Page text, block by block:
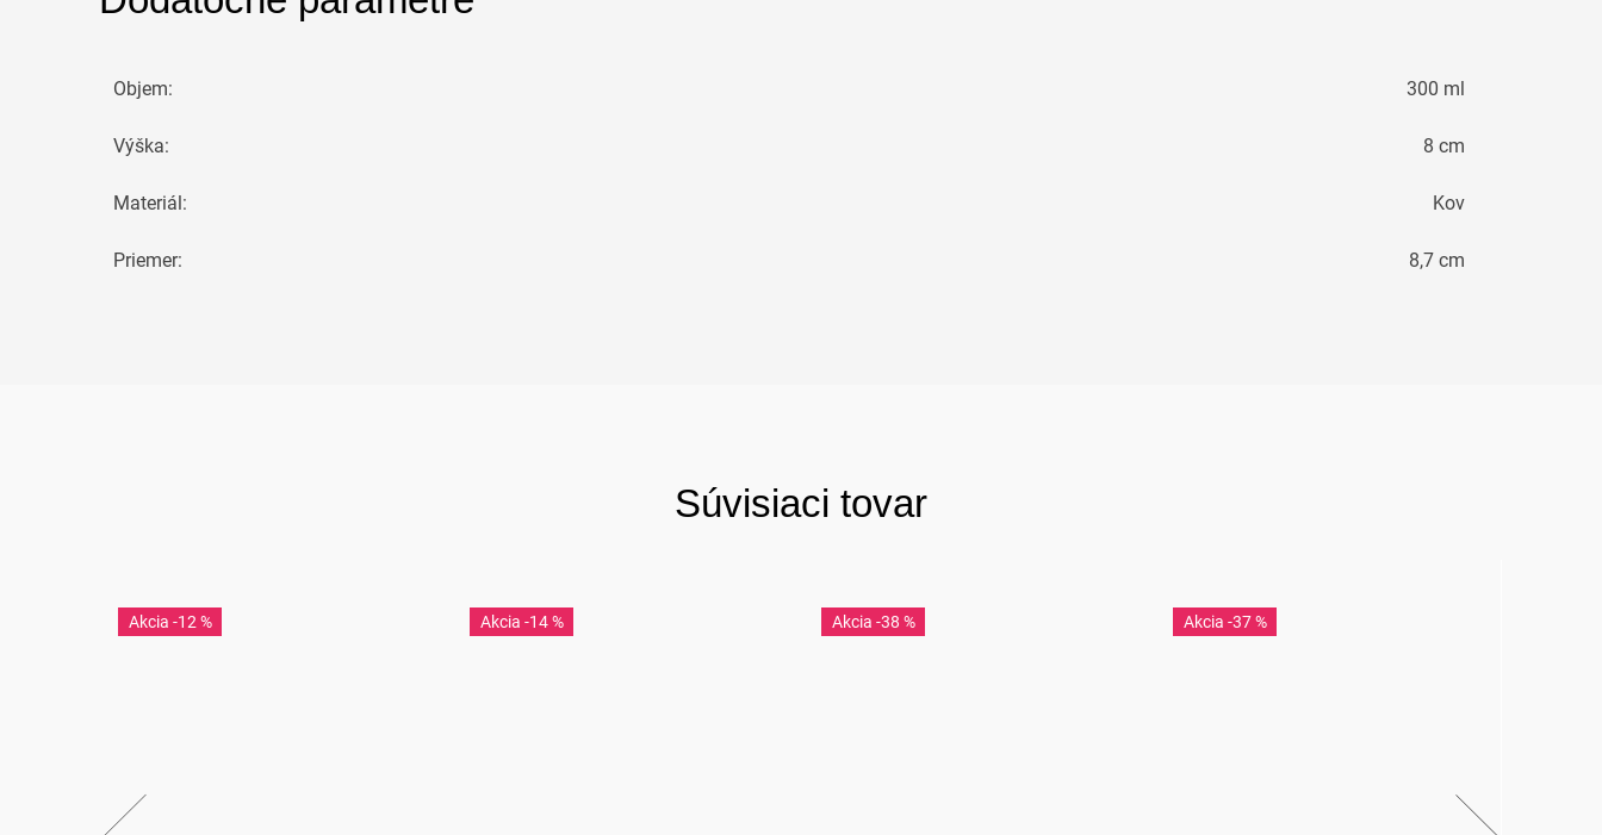
Objem: 300 ml
Výška: 8 cm
Materiál: Kov
Priemer: 8,7 cm
Súvisiaci tovar
-12 % -14 % -38 % -37 %